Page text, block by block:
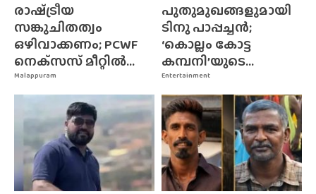
Malappuram
രാഷ്‌ട്രീയ
സങ്കുചിതത്വം
ഒഴിവാക്കണം; PCWF
നെക്‌സസ്‌ മീറ്റിൽ...
Entertainment
പുതുമുഖങ്ങളുമായി
ടിനു പാപ്പച്ചൻ;
‘കൊല്ലം കോട്ട
കമ്പനി’യുടെ...